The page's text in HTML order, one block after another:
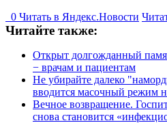
0 Читать в Яндекс.Новости
Читайте также:
Открыт долгожданный
− врачам и пациентам
Не убирайте далеко
вводится масочный режим
Вечное возвращение.
снова становится